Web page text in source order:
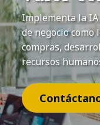
Implementa la
de negocio
compras,
recursos